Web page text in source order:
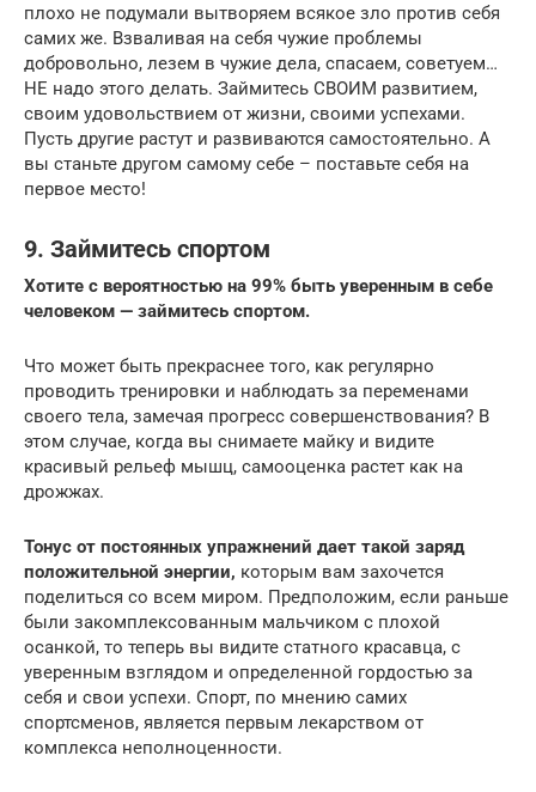
плохо не подумали вытворяем всякое зло против себя
самих же. Взваливая на себя чужие проблемы
добровольно, лезем в чужие дела, спасаем, советуем…
НЕ надо этого делать. Займитесь СВОИМ развитием,
своим удовольствием от жизни, своими успехами.
Пусть другие растут и развиваются самостоятельно. А
вы станьте другом самому себе – поставьте себя на
первое место!
9. Займитесь спортом
Хотите с вероятностью на 99% быть уверенным в себе
человеком — займитесь спортом.
Что может быть прекраснее того, как регулярно
проводить тренировки и наблюдать за переменами
своего тела, замечая прогресс совершенствования? В
этом случае, когда вы снимаете майку и видите
красивый рельеф мышц, самооценка растет как на
дрожжах.
Тонус от постоянных упражнений дает такой заряд
положительной энергии, которым вам захочется
поделиться со всем миром. Предположим, если раньше
были закомплексованным мальчиком с плохой
осанкой, то теперь вы видите статного красавца, с
уверенным взглядом и определенной гордостью за
себя и свои успехи. Спорт, по мнению самих
спортсменов, является первым лекарством от
комплекса неполноценности.